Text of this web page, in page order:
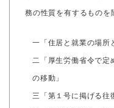
務の性質を有するものを
一「住居と就業の場所
二「厚生労働省令で定
の移動」
三「第１号に掲げる往